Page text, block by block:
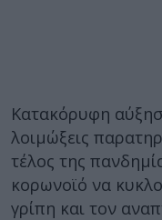
Κατακόρυφη
λοιμώξεις
τέλος της
κορωνοϊό να
γρίπη και τον